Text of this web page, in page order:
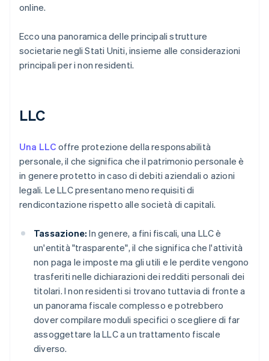
online.
Ecco una panoramica delle principali strutture
societarie negli Stati Uniti, insieme alle considerazioni
principali per i non residenti.
LLC
Una LLC offre protezione della responsabilità
personale, il che significa che il patrimonio personale è
in genere protetto in caso di debiti aziendali o azioni
legali. Le LLC presentano meno requisiti di
rendicontazione rispetto alle società di capitali.
Tassazione: In genere, a fini fiscali, una LLC è
un'entità "trasparente", il che significa che l'attività
non paga le imposte ma gli utili e le perdite vengono
trasferiti nelle dichiarazioni dei redditi personali dei
titolari. I non residenti si trovano tuttavia di fronte a
un panorama fiscale complesso e potrebbero
dover compilare moduli specifici o scegliere di far
assoggettare la LLC a un trattamento fiscale
diverso.